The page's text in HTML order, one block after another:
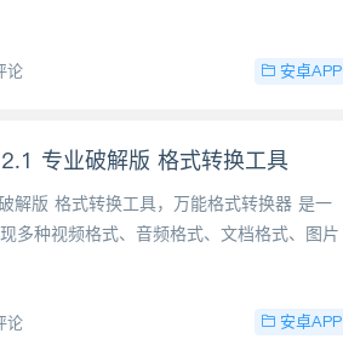
论 安卓APP
专业破解版 格式转换工具
解版 格式转换工具，万能格式转换器 是一
多种视频格式、音频格式、文档格式、图片
论 安卓APP